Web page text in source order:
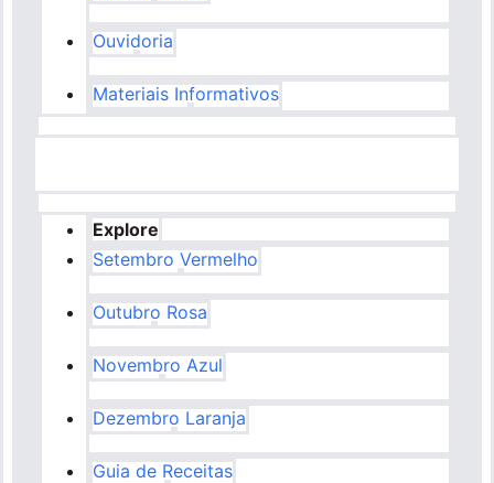
Ouvidoria
Materiais Informativos
Explore
Setembro Vermelho
Outubro Rosa
Novembro Azul
Dezembro Laranja
Guia de Receitas